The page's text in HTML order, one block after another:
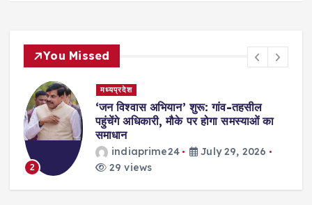
You Missed
2
मध्यप्रदेश
‘जन विश्वास अभियान’ शुरू: गांव-तहसील
पहुंचेंगे अधिकारी, मौके पर होगा समस्याओं का
समाधान
indiaprime24
July 29, 2026
29 views